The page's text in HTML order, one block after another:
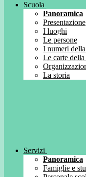
Scuola
Panoramica
Presentazione
I luoghi
Le persone
I numeri
Le carte della
La storia
Servizi
Panoramica
Famiglie e